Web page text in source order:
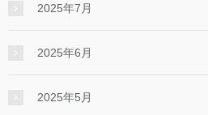
2025年7月
2025年6月
2025年5月